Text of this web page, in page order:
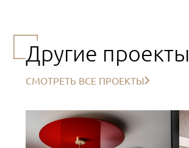
Другие проекты
СМОТРЕТЬ ВСЕ ПРОЕКТЫ